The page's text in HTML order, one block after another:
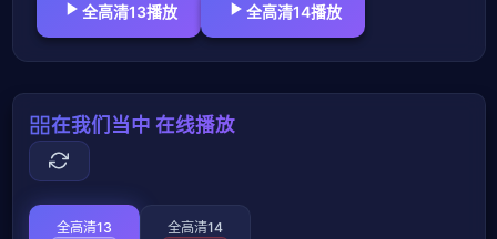
全高清13播放 全高清14播放
在我们当中 在线播放
全高清13 全高清14